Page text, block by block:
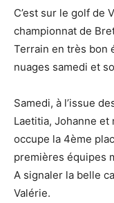
C’est sur le golf de
championnat de
Terrain en très bon
nuages samedi et
Samedi, à l’issue
Laetitia, Johanne et
occupe la 4ème
premières équipes
A signaler la belle
Valérie.